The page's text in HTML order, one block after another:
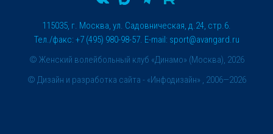
© Женский волейбольный клуб «Динамо» (Москва), 2026
115035, г. Москва, ул. Садовническая, д.24, стр.6.
Тел./факс: +7 (495) 980-98-57. E-mail: sport@avangard.ru
© Дизайн и разработка сайта - «Инфодизайн» , 2006—2026